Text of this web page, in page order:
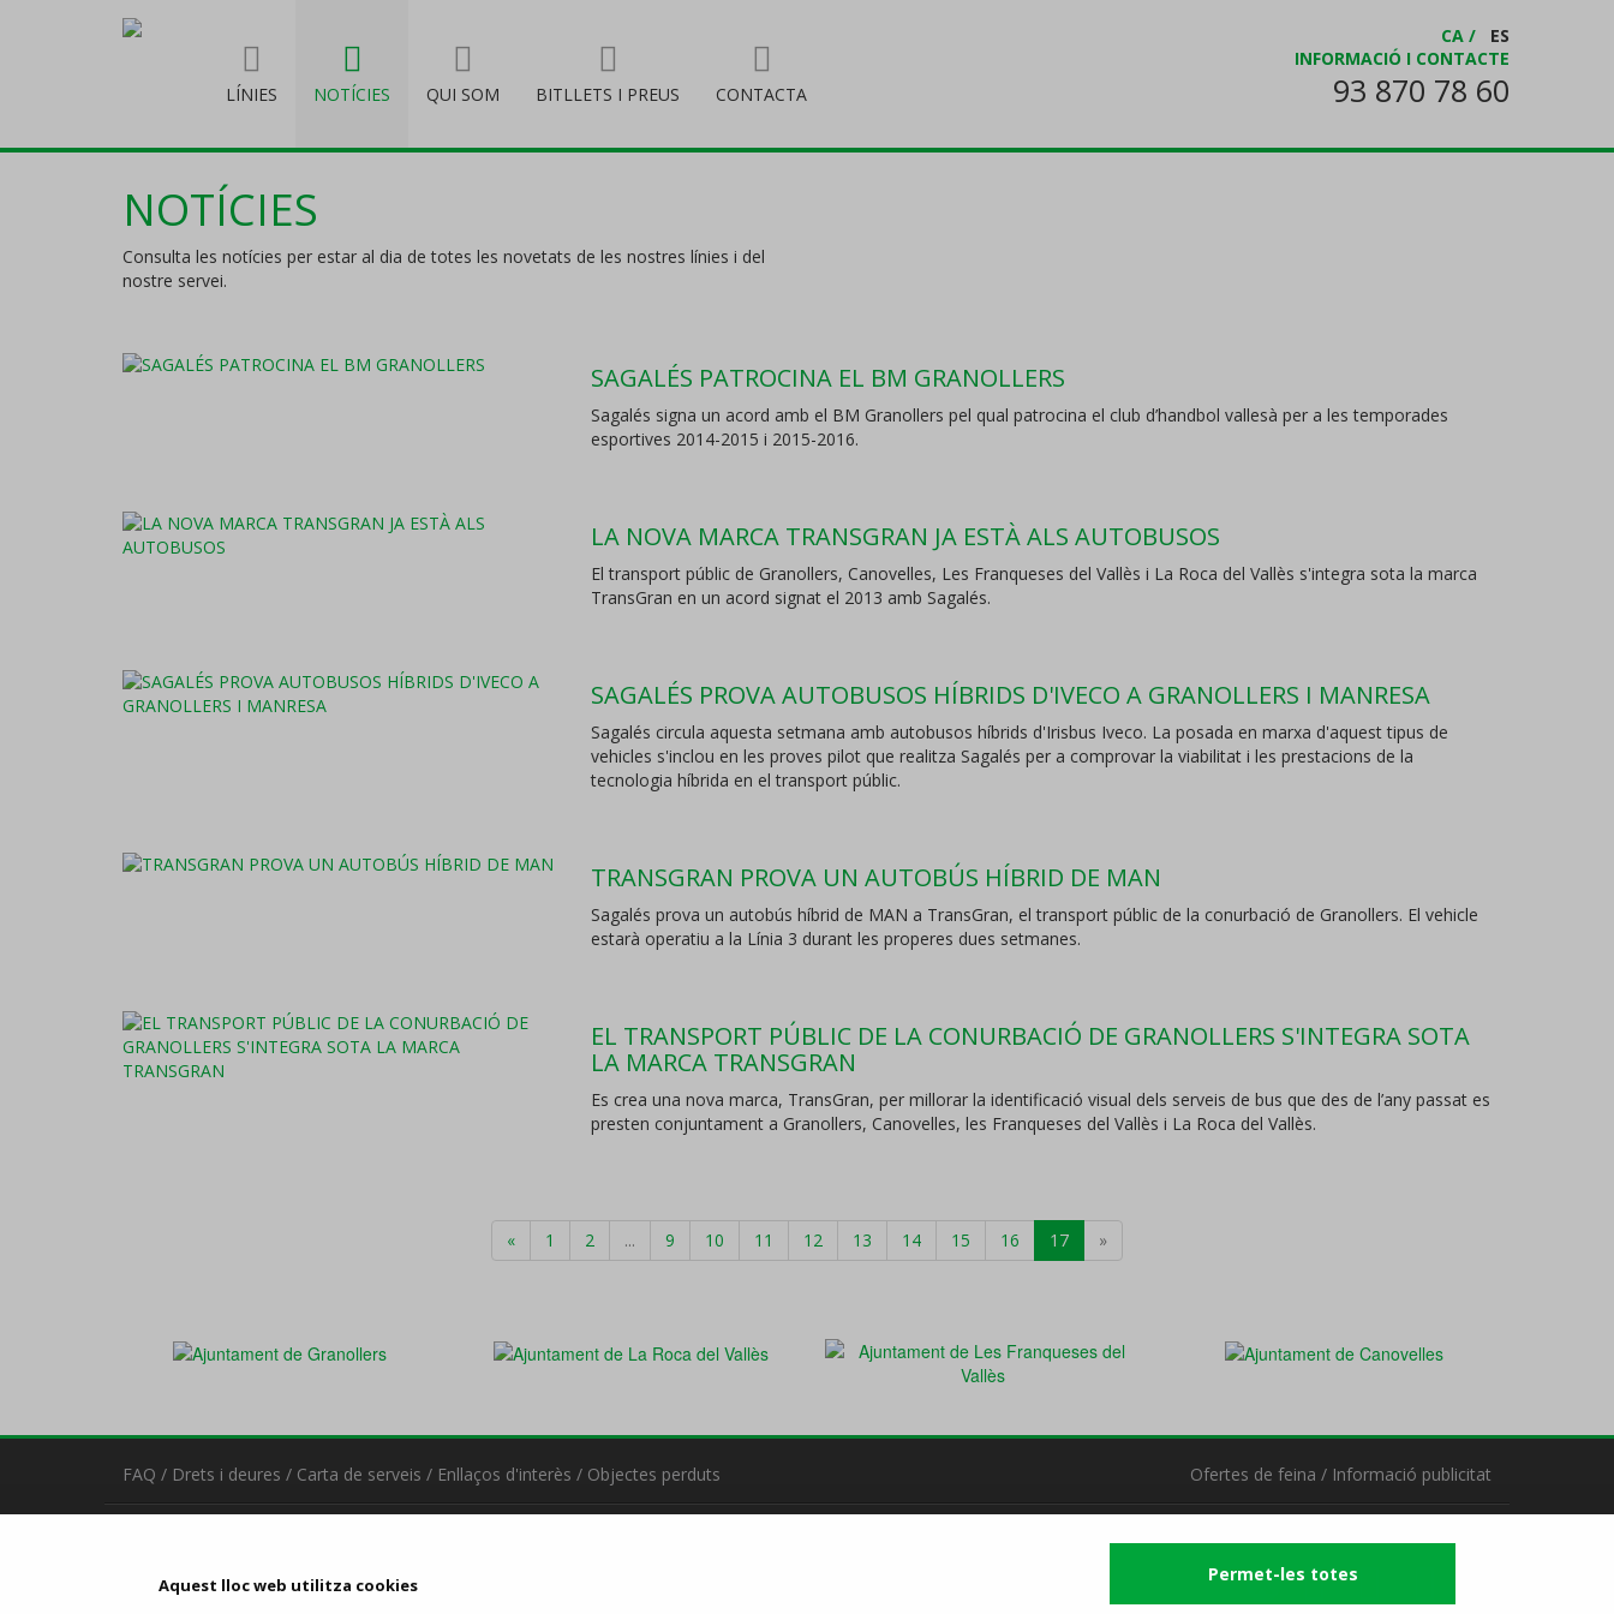
Aquest lloc web utilitza cookies Permet-les totes
CA /
ES
INFORMACIÓ I CONTACTE
93 870 78 60
LÍNIES NOTÍCIES QUI SOM BITLLETS I PREUS CONTACTA
NOTÍCIES
Consulta les notícies per estar al dia de totes les novetats de les nostres línies i del
nostre servei.
SAGALÉS PATROCINA EL BM GRANOLLERS
Sagalés signa un acord amb el BM Granollers pel qual patrocina el club d’handbol vallesà per a les temporades
esportives 2014-2015 i 2015-2016.
LA NOVA MARCA TRANSGRAN JA ESTÀ ALS AUTOBUSOS
El transport públic de Granollers, Canovelles, Les Franqueses del Vallès i La Roca del Vallès s'integra sota la marca
TransGran en un acord signat el 2013 amb Sagalés.
SAGALÉS PROVA AUTOBUSOS HÍBRIDS D'IVECO A GRANOLLERS I MANRESA
Sagalés circula aquesta setmana amb autobusos híbrids d'Irisbus Iveco. La posada en marxa d'aquest tipus de
vehicles s'inclou en les proves pilot que realitza Sagalés per a comprovar la viabilitat i les prestacions de la
tecnologia híbrida en el transport públic.
TRANSGRAN PROVA UN AUTOBÚS HÍBRID DE MAN
Sagalés prova un autobús híbrid de MAN a TransGran, el transport públic de la conurbació de Granollers. El vehicle
estarà operatiu a la Línia 3 durant les properes dues setmanes.
EL TRANSPORT PÚBLIC DE LA CONURBACIÓ DE GRANOLLERS S'INTEGRA SOTA
LA MARCA TRANSGRAN
Es crea una nova marca, TransGran, per millorar la identificació visual dels serveis de bus que des de l’any passat es
presten conjuntament a Granollers, Canovelles, les Franqueses del Vallès i La Roca del Vallès.
« 1 2 ... 9 10 11 12 13 14 15 16 17 »
FAQ / Drets i deures / Carta de serveis / Enllaços d'interès / Objectes perduts Ofertes de feina / Informació publicitat
Estació d'Autobusos de Granollers
C/ Avinguda del Parc, 2 - 08402 Granollers
Segueix-nos